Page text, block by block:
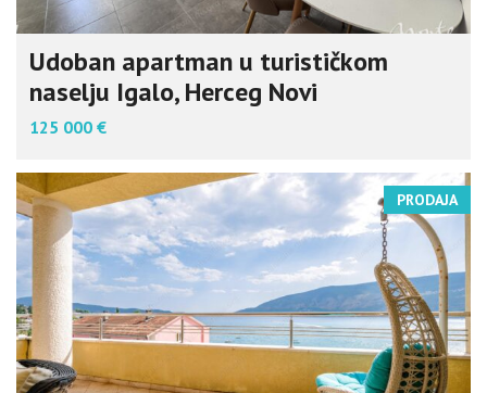
Udoban apartman u turističkom
naselju Igalo, Herceg Novi
125 000 €
PRODAJA